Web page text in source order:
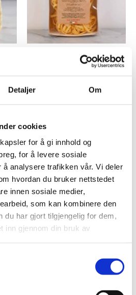
Detaljer Om
cookies
for å gi innhold og
for å levere sosiale
å analysere trafikken vår. Vi deler
hvordan du bruker nettstedet
innen sosiale medier,
som kan kombinere den
du har gjort tilgjengelig for dem,
inn gjennom din bruk av
TAGLIATELLE ALL’UOVO
kr95,00